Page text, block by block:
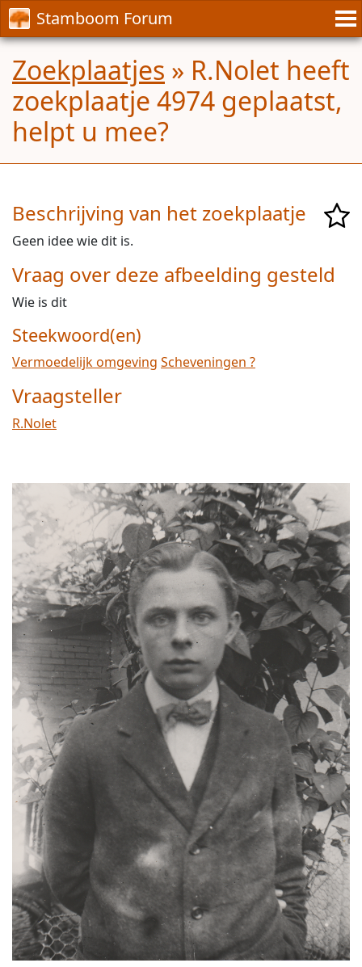
Stamboom Forum
Zoekplaatjes » R.Nolet heeft
zoekplaatje 4974 geplaatst,
helpt u mee?
Beschrijving van het zoekplaatje
Geen idee wie dit is.
Vraag over deze afbeelding gesteld
Wie is dit
Steekwoord(en)
Vermoedelijk omgeving Scheveningen ?
Vraagsteller
R.Nolet